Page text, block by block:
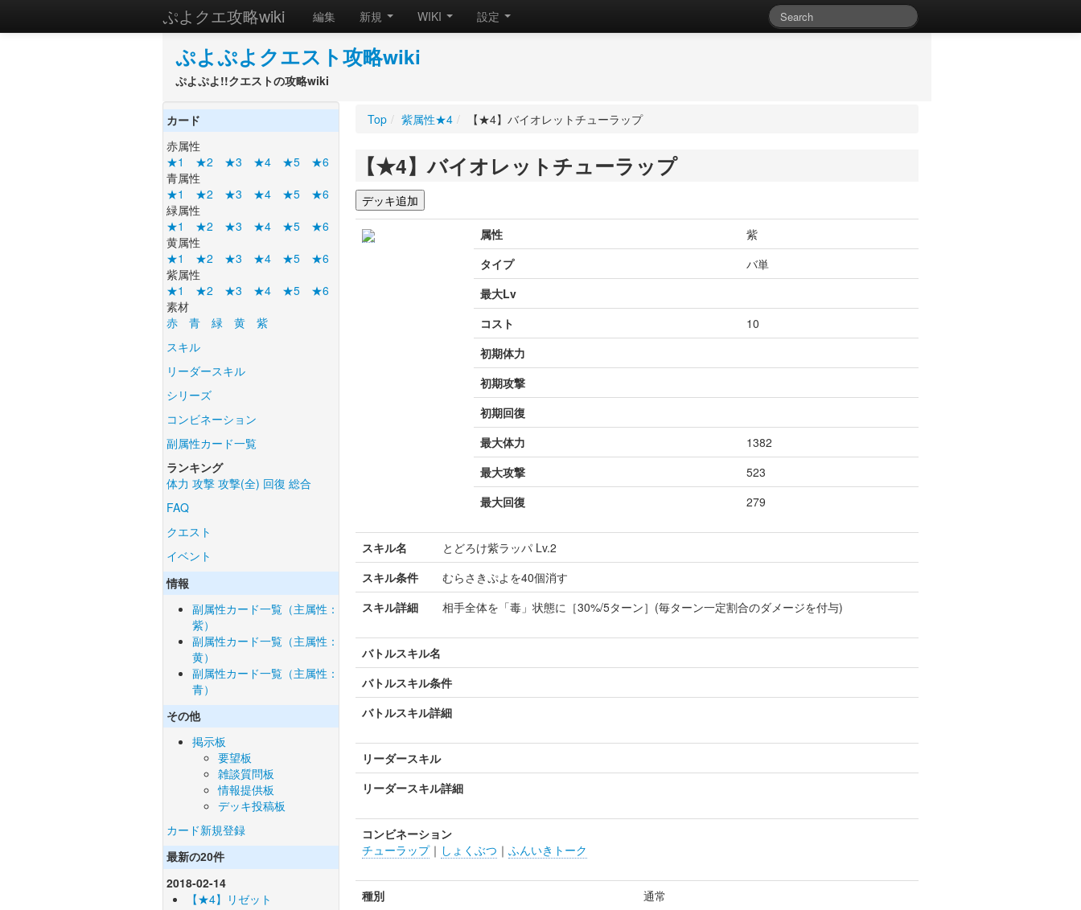
ぷよクエ攻略wiki 編集 新規 WIKI 設定
ぷよぷよクエスト攻略wiki
ぷよぷよ!!クエストの攻略wiki
カード
赤属性
★1
★2 ★3 ★4 ★5
★6
青属性
★1
★2 ★3 ★4 ★5
★6
緑属性
★1
★2 ★3 ★4 ★5
★6
黄属性
★1
★2 ★3 ★4 ★5
★6
紫属性
★1
★2 ★3 ★4 ★5
★6
素材
赤
青 緑 黄
紫
スキル
リーダースキル
シリーズ
コンビネーション
副属性カード一覧
ランキング
体力 攻撃 攻撃(全) 回復 総合
FAQ
クエスト
イベント
情報
副属性カード一覧（主属性：
紫）
副属性カード一覧（主属性：
黄）
副属性カード一覧（主属性：
青）
その他
掲示板
要望板
雑談質問板
情報提供板
デッキ投稿板
カード新規登録
最新の20件
2018-02-14
【★4】リゼット
Top / 紫属性★4 / 【★4】バイオレットチューラップ
【★4】バイオレットチューラップ
属性
紫
タイプ
バ単
最大Lv
コスト
10
初期体力
初期攻撃
初期回復
最大体力
1382
最大攻撃
523
最大回復
279
スキル名
とどろけ紫ラッパ Lv.2
スキル条件
むらさきぷよを40個消す
スキル詳細
相手全体を「毒」状態に［30%/5ターン］(毎ターン一定割合のダメージを付与)
バトルスキル名
バトルスキル条件
バトルスキル詳細
リーダースキル
リーダースキル詳細
コンビネーション
チューラップ｜ しょくぶつ ｜ ふんいきトーク
種別 通常